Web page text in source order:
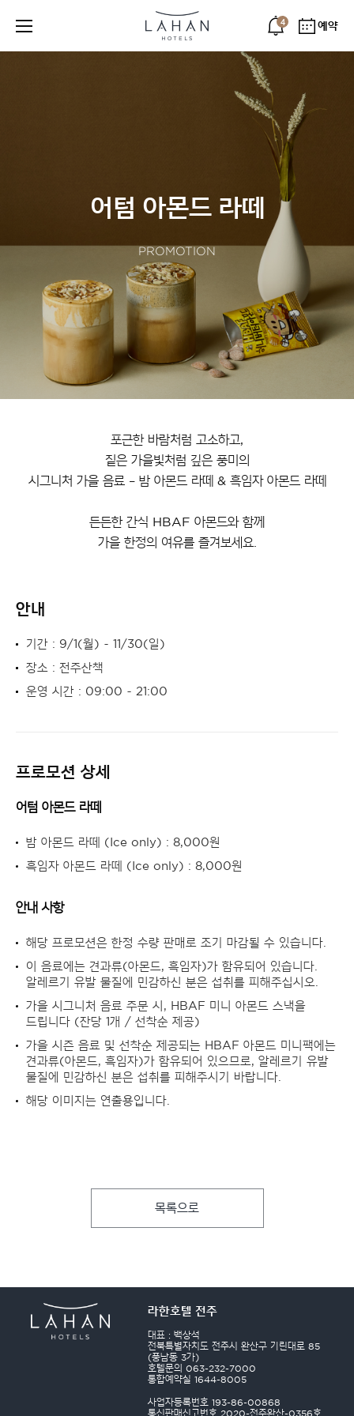
4 예약
어텀 아몬드 라떼
PROMOTION
포근한 바람처럼 고소하고,
짙은 가을빛처럼 깊은 풍미의
시그니처 가을 음료 – 밤 아몬드 라떼 & 흑임자 아몬드 라떼
든든한 간식 HBAF 아몬드와 함께
가을 한정의 여유를 즐겨보세요.
안내
기간 : 9/1(월) ~ 11/30(일)
장소 : 전주산책
운영 시간 : 09:00 ~ 21:00
프로모션 상세
어텀 아몬드 라떼
밤 아몬드 라떼 (Ice only) : 8,000원
흑임자 아몬드 라떼 (Ice only) : 8,000원
안내 사항
해당 프로모션은 한정 수량 판매로 조기 마감될 수 있습니다.
이 음료에는 견과류(아몬드, 흑임자)가 함유되어 있습니다.
알레르기 유발 물질에 민감하신 분은 섭취를 피해주십시오.
가을 시그니처 음료 주문 시, HBAF 미니 아몬드 스낵을
드립니다 (잔당 1개 / 선착순 제공)
가을 시즌 음료 및 선착순 제공되는 HBAF 아몬드 미니팩에는
견과류(아몬드, 흑임자)가 함유되어 있으므로, 알레르기 유발
물질에 민감하신 분은 섭취를 피해주시기 바랍니다.
해당 이미지는 연출용입니다.
목록으로
라한호텔 전주
대표 : 백상석
전북특별자치도 전주시 완산구 기린대로 85
(풍남동 3가)
호텔문의 063-232-7000
통합예약실 1644-8005
사업자등록번호 193-86-00868
통신판매신고번호 2020-전주완산-0356호